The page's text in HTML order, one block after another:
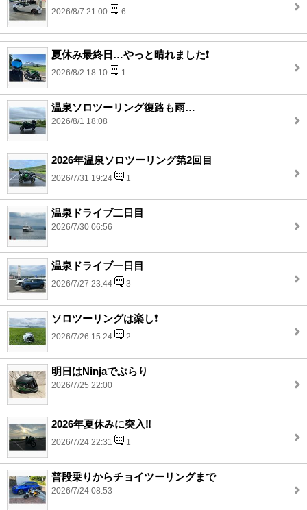
2026/8/7 21:00 6
夏休み最終日…やっと晴れました❗️
2026/8/2 18:10 1
温泉ソロツーリング復路も雨…
2026/8/1 18:08
2026年温泉ソロツーリング第2回目
2026/7/31 19:24 1
温泉ドライブ二日目
2026/7/30 06:56
温泉ドライブ一日目
2026/7/27 23:44 3
ソロツーリングは楽し❗️
2026/7/26 15:24 2
明日はNinjaでぶらり
2026/7/25 22:00
2026年夏休みに突入‼️
2026/7/24 22:31 1
普段乗りからチョイツーリングまで
2026/7/24 08:53